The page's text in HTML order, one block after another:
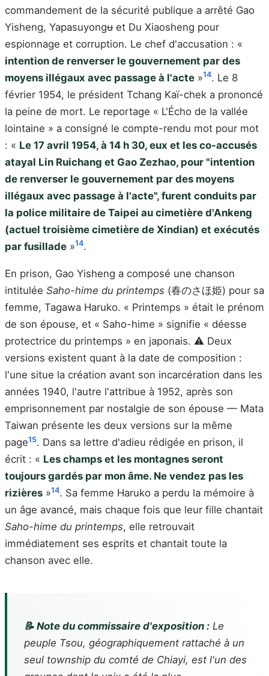
commandement de la sécurité publique a arrêté Gao
Yisheng, Yapasuyongʉ et Du Xiaosheng pour
espionnage et corruption. Le chef d'accusation : «
intention de renverser le gouvernement par des
moyens illégaux avec passage à l'acte »14. Le 8
février 1954, le président Tchang Kaï-chek a prononcé
la peine de mort. Le reportage « L'Écho de la vallée
lointaine » a consigné le compte-rendu mot pour mot
: « Le 17 avril 1954, à 14 h 30, eux et les co-accusés
atayal Lin Ruichang et Gao Zezhao, pour "intention
de renverser le gouvernement par des moyens
illégaux avec passage à l'acte", furent conduits par
la police militaire de Taipei au cimetière d'Ankeng
(actuel troisième cimetière de Xindian) et exécutés
par fusillade »14.
En prison, Gao Yisheng a composé une chanson
intitulée Saho-hime du printemps (春のさほ姫) pour sa
femme, Tagawa Haruko. « Printemps » était le prénom
de son épouse, et « Saho-hime » signifie « déesse
protectrice du printemps » en japonais. ⚠️ Deux
versions existent quant à la date de composition :
l'une situe la création avant son incarcération dans les
années 1940, l'autre l'attribue à 1952, après son
emprisonnement par nostalgie de son épouse — Mata
Taiwan présente les deux versions sur la même
page15. Dans sa lettre d'adieu rédigée en prison, il
écrit : « Les champs et les montagnes seront
toujours gardés par mon âme. Ne vendez pas les
rizières »14. Sa femme Haruko a perdu la mémoire à
un âge avancé, mais chaque fois que leur fille chantait
Saho-hime du printemps, elle retrouvait
immédiatement ses esprits et chantait toute la
chanson avec elle.
📝 Note du commissaire d'exposition : Le
peuple Tsou, géographiquement rattaché à un
seul township du comté de Chiayi, est l'un des